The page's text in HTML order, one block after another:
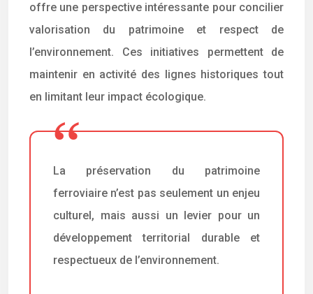
offre une perspective intéressante pour concilier
valorisation du patrimoine et respect de
l’environnement. Ces initiatives permettent de
maintenir en activité des lignes historiques tout
en limitant leur impact écologique.
La préservation du patrimoine
ferroviaire n’est pas seulement un enjeu
culturel, mais aussi un levier pour un
développement territorial durable et
respectueux de l’environnement.